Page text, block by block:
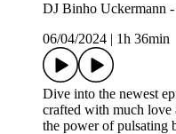
DJ Binho Uckermann
06/04/2024
1h 36min
Dive into the newest
crafted with much love
the power of pulsating